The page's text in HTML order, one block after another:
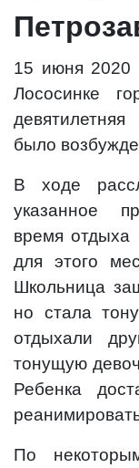
15 июня 2020
Лососинке
было
В ходе
указанное
время отдыха
для этого
Школьница
но стала
отдыхали
тонущую
Ребенка
По